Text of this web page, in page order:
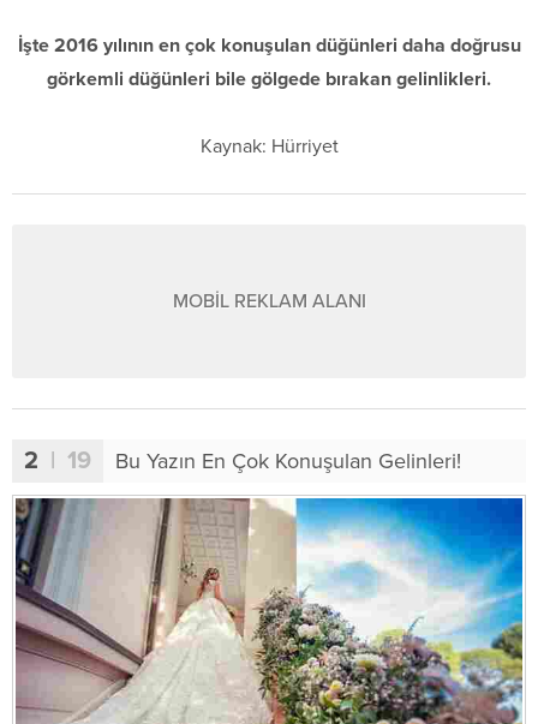
İşte 2016 yılının en çok konuşulan düğünleri daha doğrusu
görkemli düğünleri bile gölgede bırakan gelinlikleri.
Kaynak: Hürriyet
MOBİL REKLAM ALANI
2 | 19 Bu Yazın En Çok Konuşulan Gelinleri!